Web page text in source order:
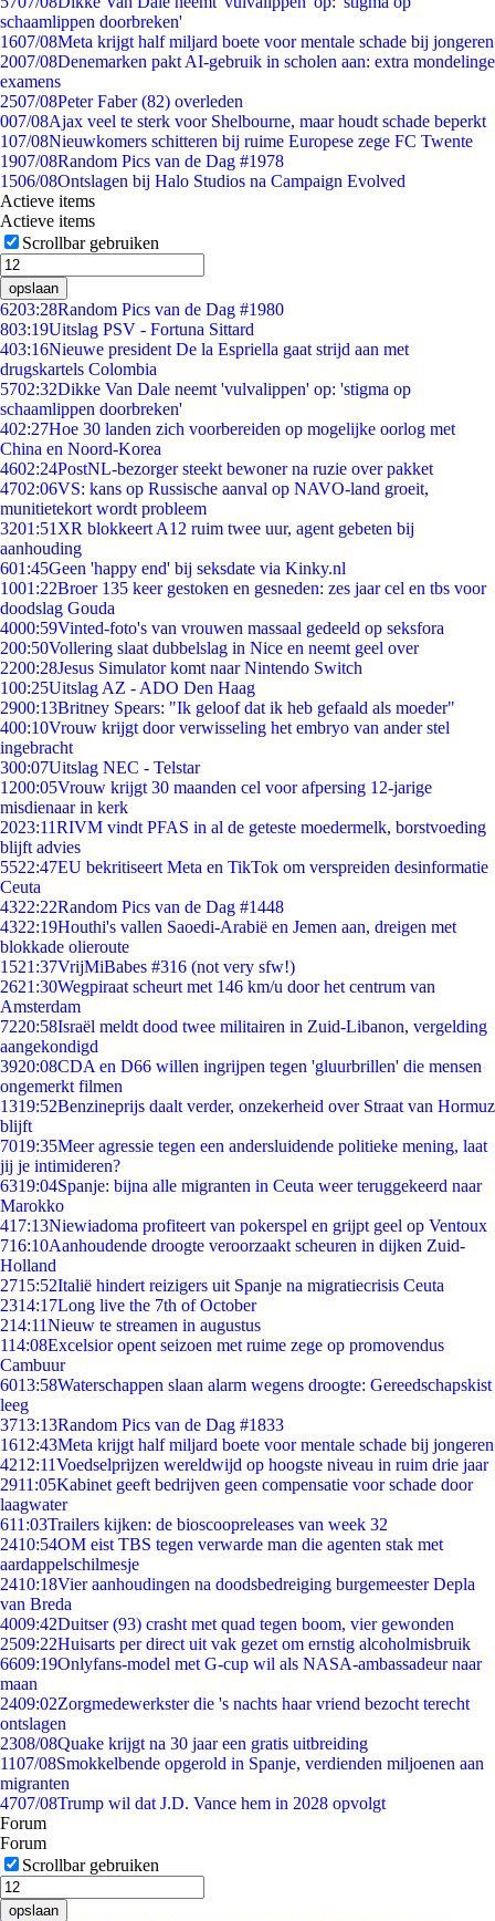
schaamlippen doorbreken'
1607/08Meta krijgt half miljard boete voor mentale schade bij jongeren
2007/08Denemarken pakt AI-gebruik in scholen aan: extra mondelinge
examens
2507/08Peter Faber (82) overleden
007/08Ajax veel te sterk voor Shelbourne, maar houdt schade beperkt
107/08Nieuwkomers schitteren bij ruime Europese zege FC Twente
1907/08Random Pics van de Dag #1978
1506/08Ontslagen bij Halo Studios na Campaign Evolved
Actieve items
Actieve items
Scrollbar gebruiken
opslaan
6203:28Random Pics van de Dag #1980
803:19Uitslag PSV - Fortuna Sittard
403:16Nieuwe president De la Espriella gaat strijd aan met
drugskartels Colombia
5702:32Dikke Van Dale neemt 'vulvalippen' op: 'stigma op
schaamlippen doorbreken'
402:27Hoe 30 landen zich voorbereiden op mogelijke oorlog met
China en Noord-Korea
4602:24PostNL-bezorger steekt bewoner na ruzie over pakket
4702:06VS: kans op Russische aanval op NAVO-land groeit,
munitietekort wordt probleem
3201:51 XR blokkeert A12 ruim twee uur, agent gebeten bij
aanhouding
601:45Geen 'happy end' bij seksdate via Kinky.nl
1001:22Broer 135 keer gestoken en gesneden: zes jaar cel en tbs voor
doodslag Gouda
4000:59Vinted-foto's van vrouwen massaal gedeeld op seksfora
200:50Vollering slaat dubbelslag in Nice en neemt geel over
2200:28Jesus Simulator komt naar Nintendo Switch
100:25Uitslag AZ - ADO Den Haag
2900:13Britney Spears: "Ik geloof dat ik heb gefaald als moeder"
400:10Vrouw krijgt door verwisseling het embryo van ander stel
ingebracht
300:07Uitslag NEC - Telstar
1200:05Vrouw krijgt 30 maanden cel voor afpersing 12-jarige
misdienaar in kerk
2023:11RIVM vindt PFAS in al de geteste moedermelk, borstvoeding
blijft advies
5522:47EU bekritiseert Meta en TikTok om verspreiden desinformatie
Ceuta
4322:22Random Pics van de Dag #1448
4322:19Houthi's vallen Saoedi-Arabië en Jemen aan, dreigen met
blokkade olieroute
1521:37VrijMiBabes #316 (not very sfw!)
2621:30Wegpiraat scheurt met 146 km/u door het centrum van
Amsterdam
7220:58Israël meldt dood twee militairen in Zuid-Libanon, vergelding
aangekondigd
3920:08CDA en D66 willen ingrijpen tegen 'gluurbrillen' die mensen
ongemerkt filmen
1319:52Benzineprijs daalt verder, onzekerheid over Straat van Hormuz
blijft
7019:35Meer agressie tegen een andersluidende politieke mening, laat
jij je intimideren?
6319:04Spanje: bijna alle migranten in Ceuta weer teruggekeerd naar
Marokko
417:13Niewiadoma profiteert van pokerspel en grijpt geel op Ventoux
716:10Aanhoudende droogte veroorzaakt scheuren in dijken Zuid-
Holland
2715:52Italië hindert reizigers uit Spanje na migratiecrisis Ceuta
2314:17Long live the 7th of October
214:11Nieuw te streamen in augustus
114:08Excelsior opent seizoen met ruime zege op promovendus
Cambuur
6013:58Waterschappen slaan alarm wegens droogte: Gereedschapskist
leeg
3713:13Random Pics van de Dag #1833
1612:43Meta krijgt half miljard boete voor mentale schade bij jongeren
4212:11Voedselprijzen wereldwijd op hoogste niveau in ruim drie jaar
2911:05Kabinet geeft bedrijven geen compensatie voor schade door
laagwater
611:03Trailers kijken: de bioscoopreleases van week 32
2410:54OM eist TBS tegen verwarde man die agenten stak met
aardappelschilmesje
2410:18Vier aanhoudingen na doodsbedreiging burgemeester Depla
van Breda
4009:42Duitser (93) crasht met quad tegen boom, vier gewonden
2509:22Huisarts per direct uit vak gezet om ernstig alcoholmisbruik
6609:19Onlyfans-model met G-cup wil als NASA-ambassadeur naar
maan
2409:02Zorgmedewerkster die 's nachts haar vriend bezocht terecht
ontslagen
2308/08Quake krijgt na 30 jaar een gratis uitbreiding
1107/08Smokkelbende opgerold in Spanje, verdienden miljoenen aan
migranten
4707/08Trump wil dat J.D. Vance hem in 2028 opvolgt
Forum
Forum
Scrollbar gebruiken
opslaan